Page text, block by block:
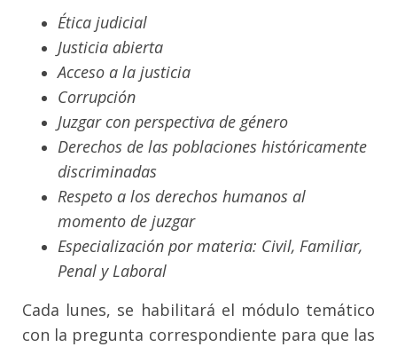
Ética judicial
Justicia abierta
Acceso a la justicia
Corrupción
Juzgar con perspectiva de género
Derechos de las poblaciones históricamente
discriminadas
Respeto a los derechos humanos al
momento de juzgar
Especialización por materia: Civil, Familiar,
Penal y Laboral
Cada lunes, se habilitará el módulo temático
con la pregunta correspondiente para que las